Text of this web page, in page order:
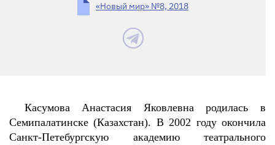
«Новый мир» №8, 2018
Касумова Анастасия Яковлевна родилась в
Семипалатинске (Казахстан). В 2002 году окончила
Санкт-Петебургскую академию театрального